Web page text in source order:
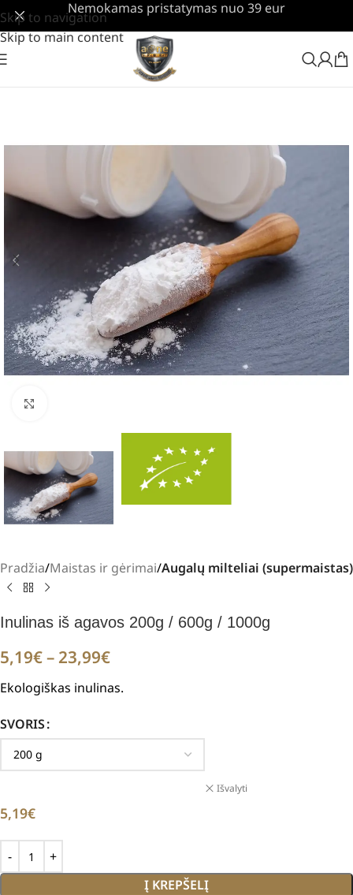
Skip to navigation
Skip to main content
Nemokamas pristatymas nuo 39 eur
Pradžia Maistas ir gėrimai Augalų milteliai (supermaistas)
Inulinas iš agavos 200g / 600g / 1000g
5,19€– 23,99€
Ekologiškas inulinas.
SVORIS
Išvalyti
5,19€
Į KREPŠELĮ